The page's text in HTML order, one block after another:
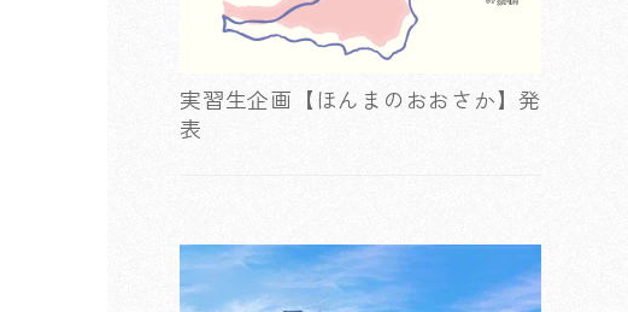
実習生企画【ほんまのおおさか】発
表